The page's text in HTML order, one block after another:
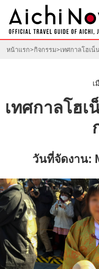
หน้าแรก กิจกรรม เทศกาลโฮเน็
เ
เทศกาลโฮ
วันที่จัดงาน: